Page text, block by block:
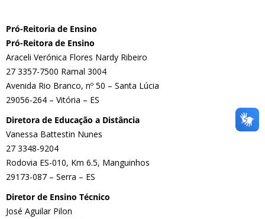
Pró-Reitoria de Ensino
Pró-Reitora de Ensino
Araceli Verónica Flores Nardy Ribeiro
27 3357-7500 Ramal 3004
Avenida Rio Branco, nº 50 – Santa Lúcia
29056-264 – Vitória – ES
Diretora de Educação a Distância
Vanessa Battestin Nunes
27 3348-9204
Rodovia ES-010, Km 6.5, Manguinhos
29173-087 – Serra – ES
Diretor de Ensino Técnico
José Aguilar Pilon